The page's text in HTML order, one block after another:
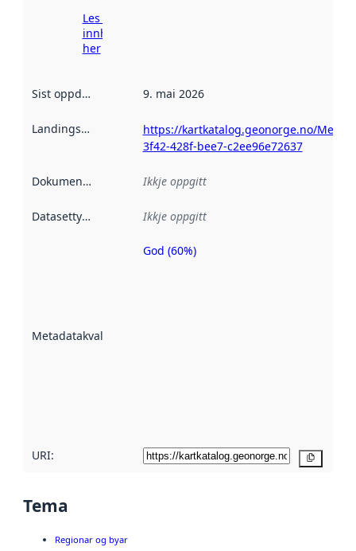
Les meir om
innhenting
her
Sist oppdatert 9. mai 2026
Landingsside
https://kartkatalog.geonorge.no/
3f42-428f-bee7-c2ee96e72637
Dokumentasjon Ikkje oppgitt
Datasettype Ikkje oppgitt
Metadatakvalitet
Metadatakvalitet
God (60%)
URI:
Tema
Regionar og byar